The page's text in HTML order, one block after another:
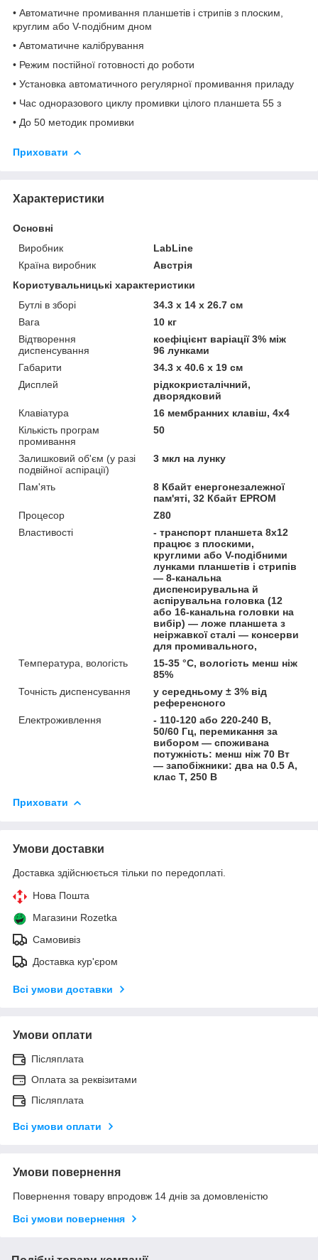
• Автоматичне промивання планшетів і стрипів з плоским,
круглим або V-подібним дном
• Автоматичне калібрування
• Режим постійної готовності до роботи
• Установка автоматичного регулярної промивання приладу
• Час одноразового циклу промивки цілого планшета 55 з
• До 50 методик промивки
Приховати
Характеристики
Основні
Виробник
LabLine
Країна виробник
Австрія
Користувальницькі характеристики
Бутлі в зборі
34.3 х 14 х 26.7 см
Вага
10 кг
Відтворення
диспенсування
коефіцієнт варіації 3% між
96 лунками
Габарити
34.3 х 40.6 х 19 см
Дисплей
рідкокристалічний,
дворядковий
Клавіатура
16 мембранних клавіш, 4х4
Кількість програм
промивання
50
Залишковий об'єм (у разі
подвійної аспірації)
3 мкл на лунку
Пам'ять
8 Кбайт енергонезалежної
пам'яті, 32 Кбайт EPROM
Процесор
Z80
Властивості
- транспорт планшета 8х12
працює з плоскими,
круглими або V-подібними
лунками планшетів і стрипів
— 8-канальна
диспенсирувальна й
аспірувальна головка (12
або 16-канальна головки на
вибір) — ложе планшета з
неіржавкої сталі — консерви
для промивального,
Температура, вологість
15-35 °C, вологість менш ніж
85%
Точність диспенсування
у середньому ± 3% від
референсного
Електроживлення
- 110-120 або 220-240 В,
50/60 Гц, перемикання за
вибором — споживана
потужність: менш ніж 70 Вт
— запобіжники: два на 0.5 А,
клас Т, 250 В
Приховати
Умови доставки
Доставка здійснюється тільки по передоплаті.
Нова Пошта
Магазини Rozetka
Самовивіз
Доставка кур'єром
Всі умови доставки
Умови оплати
Післяплата
Оплата за реквізитами
Післяплата
Всі умови оплати
Умови повернення
Повернення товару впродовж 14 днів за домовленістю
Всі умови повернення